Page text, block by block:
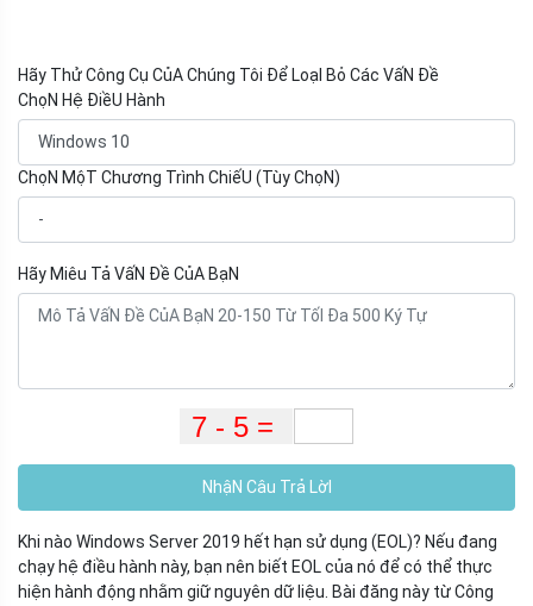
Hãy Thử Công Cụ CủA Chúng Tôi Để LoạI Bỏ Các VấN Đề
ChọN Hệ ĐiềU Hành
ChọN MộT Chương Trình ChiếU (Tùy ChọN)
Hãy Miêu Tả VấN Đề CủA BạN
NhậN Câu Trả LờI
Khi nào Windows Server 2019 hết hạn sử dụng (EOL)? Nếu đang
chạy hệ điều hành này, bạn nên biết EOL của nó để có thể thực
hiện hành động nhằm giữ nguyên dữ liệu. Bài đăng này từ Công